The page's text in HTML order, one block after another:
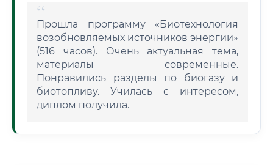
Прошла программу «Биотехнология
возобновляемых источников энергии»
(516 часов). Очень актуальная тема,
материалы современные.
Понравились разделы по биогазу и
биотопливу. Училась с интересом,
диплом получила.